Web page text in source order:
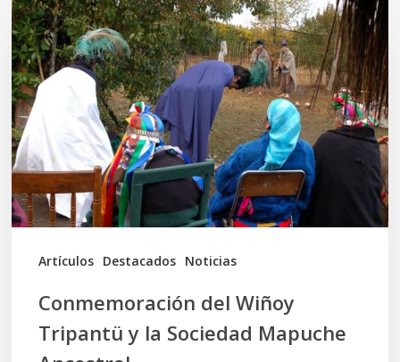
Artículos Destacados Noticias
del
Wiñoy
Tripantü
y
la
Sociedad
Mapuche
Ancestral
Conmemoración del Wiñoy
Tripantü y la Sociedad Mapuche